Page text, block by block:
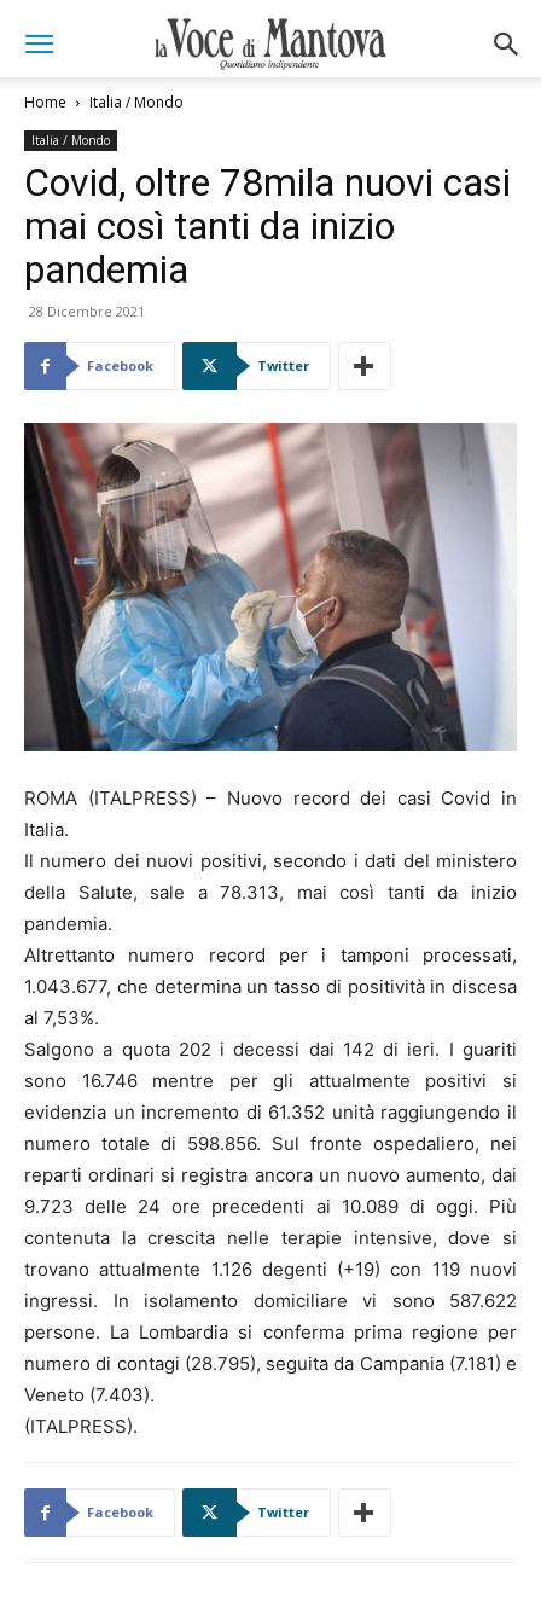
Home Italia / Mondo
Italia / Mondo
Covid, oltre 78mila nuovi casi
mai così tanti da inizio
pandemia
28 Dicembre 2021
Facebook Twitter
ROMA (ITALPRESS) – Nuovo record dei casi Covid in
Italia.
Il numero dei nuovi positivi, secondo i dati del ministero
della Salute, sale a 78.313, mai così tanti da inizio
pandemia.
Altrettanto numero record per i tamponi processati,
1.043.677, che determina un tasso di positività in discesa
al 7,53%.
Salgono a quota 202 i decessi dai 142 di ieri. I guariti
sono 16.746 mentre per gli attualmente positivi si
evidenzia un incremento di 61.352 unità raggiungendo il
numero totale di 598.856. Sul fronte ospedaliero, nei
reparti ordinari si registra ancora un nuovo aumento, dai
9.723 delle 24 ore precedenti ai 10.089 di oggi. Più
contenuta la crescita nelle terapie intensive, dove si
trovano attualmente 1.126 degenti (+19) con 119 nuovi
ingressi. In isolamento domiciliare vi sono 587.622
persone. La Lombardia si conferma prima regione per
numero di contagi (28.795), seguita da Campania (7.181) e
Veneto (7.403).
(ITALPRESS).
Facebook Twitter